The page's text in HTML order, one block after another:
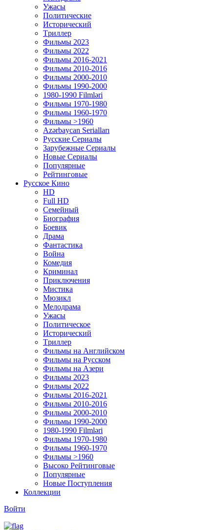
Ужасы
Политические
Исторический
Tриллер
Фильмы 2023
Фильмы 2022
Фильмы 2016-2021
Фильмы 2010-2016
Фильмы 2000-2010
Фильмы 1990-2000
1980-1990 Filmləri
Фильмы 1970-1980
Фильмы 1960-1970
Фильмы >1960
Azərbaycan Serialları
Русские Сериалы
Зарубежные Сериалы
Новые Сериалы
Популярные
Рейтинговые
Русское Кино
HD
Full HD
Семейный
Биография
Боевик
Драма
Фантастика
Война
Комедия
Криминал
Приключения
Мистика
Мюзикл
Мелодрама
Ужасы
Политическое
Исторический
Tриллер
Фильмы на Английском
Фильмы на Русском
Фильмы на Азери
Фильмы 2023
Фильмы 2022
Фильмы 2016-2021
Фильмы 2010-2016
Фильмы 2000-2010
Фильмы 1990-2000
1980-1990 Filmləri
Фильмы 1970-1980
Фильмы 1960-1970
Фильмы >1960
Высоко Рейтинговые
Популярные
Новые Поступления
Коллекции
Войти